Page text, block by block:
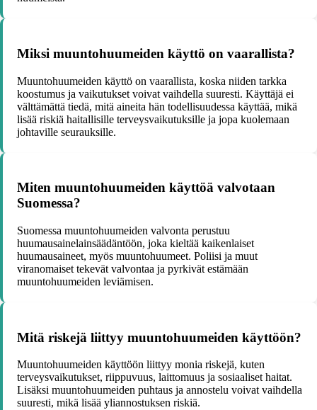
Miksi muuntohuumeiden käyttö on vaarallista?
Muuntohuumeiden käyttö on vaarallista, koska niiden tarkka
koostumus ja vaikutukset voivat vaihdella suuresti. Käyttäjä ei
välttämättä tiedä, mitä aineita hän todellisuudessa käyttää, mikä
lisää riskiä haitallisille terveysvaikutuksille ja jopa kuolemaan
johtaville seurauksille.
Miten muuntohuumeiden käyttöä valvotaan
Suomessa?
Suomessa muuntohuumeiden valvonta perustuu
huumausainelainsäädäntöön, joka kieltää kaikenlaiset
huumausaineet, myös muuntohuumeet. Poliisi ja muut
viranomaiset tekevät valvontaa ja pyrkivät estämään
muuntohuumeiden leviämisen.
Mitä riskejä liittyy muuntohuumeiden käyttöön?
Muuntohuumeiden käyttöön liittyy monia riskejä, kuten
terveysvaikutukset, riippuvuus, laittomuus ja sosiaaliset haitat.
Lisäksi muuntohuumeiden puhtaus ja annostelu voivat vaihdella
suuresti, mikä lisää yliannostuksen riskiä.